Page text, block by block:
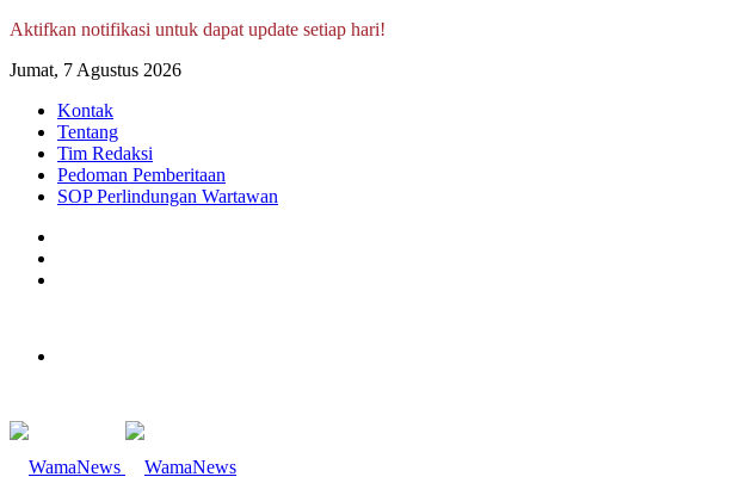
Aktifkan notifikasi untuk dapat update setiap hari!
Jumat, 7 Agustus 2026
Kontak
Tentang
Tim Redaksi
Pedoman Pemberitaan
SOP Perlindungan Wartawan